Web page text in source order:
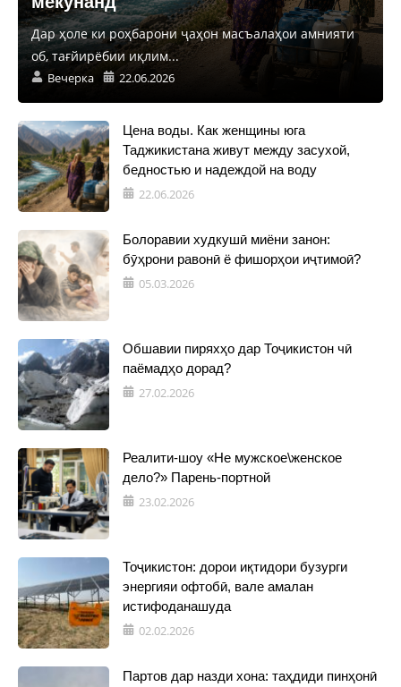
Дар ҳоле ки роҳбарони ҷаҳон масъалаҳои амнияти
об, тағйирёбии иқлим...
Вечерка 22.06.2026
Цена воды. Как женщины юга
Таджикистана живут между засухой,
бедностью и надеждой на воду
22.06.2026
Болоравии худкушӣ миёни занон:
бӯҳрони равонӣ ё фишорҳои иҷтимоӣ?
05.03.2026
Обшавии пиряхҳо дар Тоҷикистон чӣ
паёмадҳо дорад?
27.02.2026
Реалити-шоу «Не мужское\женское
дело?» Парень-портной
23.02.2026
Тоҷикистон: дорои иқтидори бузурги
энергияи офтобӣ, вале амалан
истифоданашуда
02.02.2026
Партов дар назди хона: таҳдиди пинҳонӣ